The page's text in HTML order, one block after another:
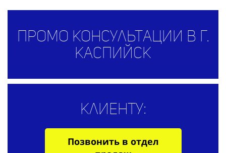
Промо консультации в г.
Каспийск
Клиенту:
Позвонить в отдел